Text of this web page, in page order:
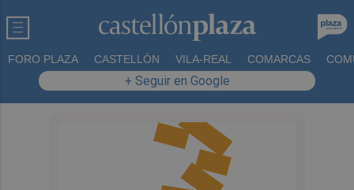
FORO PLAZA CASTELLÓN VILA-REAL COMARCAS
+ Seguir en Google